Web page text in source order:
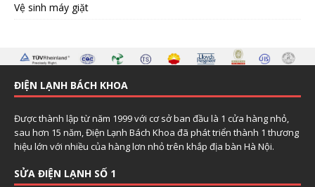
Vệ sinh máy giặt
ĐIỆN LẠNH BÁCH KHOA
Được thành lập từ năm 1999 với cơ sở ban đầu là 1 cửa hàng nhỏ,
sau hơn 15 năm, Điện Lạnh Bách Khoa đã phát triển thành 1 thương
hiệu lớn với nhiều của hàng lơn nhỏ trên khắp địa bàn Hà Nội.
SỬA ĐIỆN LẠNH SỐ 1